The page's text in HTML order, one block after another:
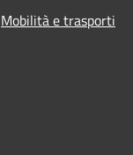
Mobilità e trasporti